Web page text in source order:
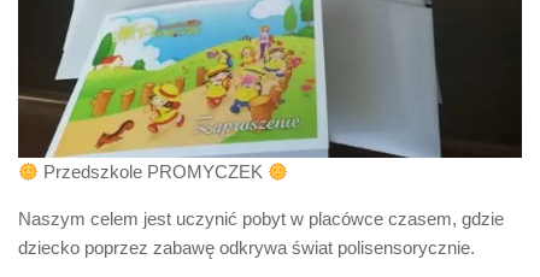
Przedszkole PROMYCZEK
Naszym celem jest uczynić pobyt w placówce czasem, gdzie
dziecko poprzez zabawę odkrywa świat polisensorycznie.